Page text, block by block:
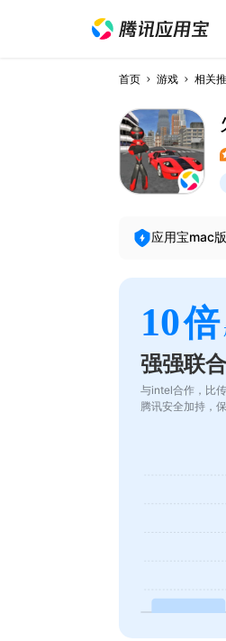
首页 游戏 相关
应用宝mac
10倍
强强联
与intel合作，比
腾讯安全加持，